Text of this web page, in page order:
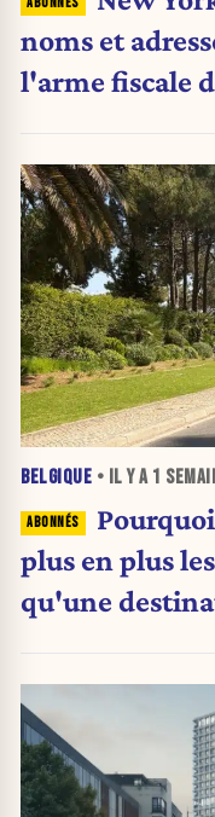
noms et
l'arme fiscale
BELGIQUE • IL Y A 1
plus en plus
qu'une